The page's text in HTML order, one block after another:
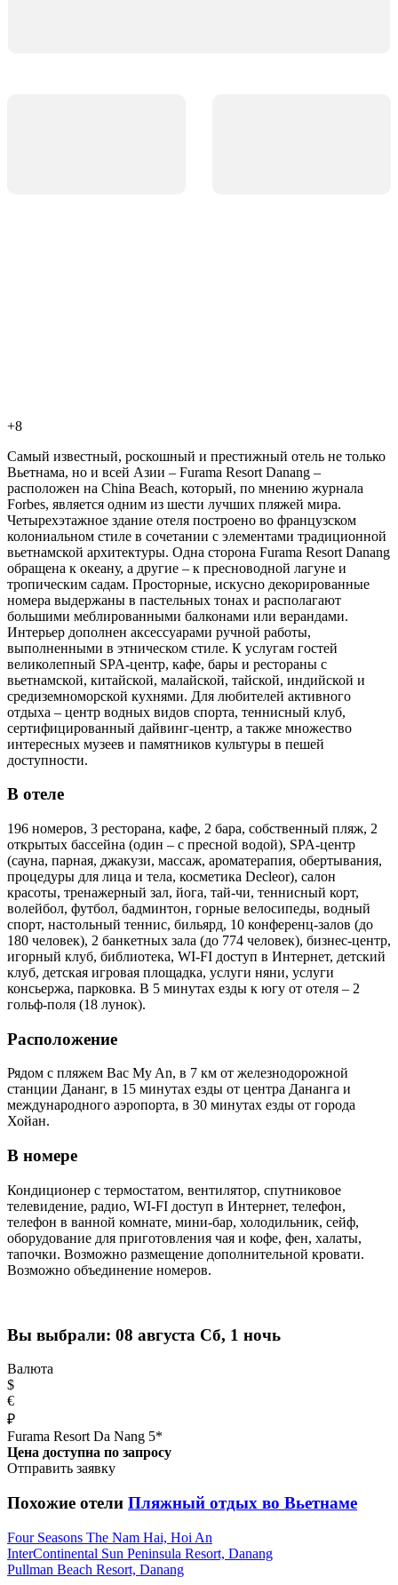
+8
Самый известный, роскошный и престижный отель не только
Вьетнама, но и всей Азии – Furama Resort Danang –
расположен на China Beach, который, по мнению журнала
Forbes, является одним из шести лучших пляжей мира.
Четырехэтажное здание отеля построено во французском
колониальном стиле в сочетании с элементами традиционной
вьетнамской архитектуры. Одна сторона Furama Resort Danang
обращена к океану, а другие – к пресноводной лагуне и
тропическим садам. Просторные, искусно декорированные
номера выдержаны в пастельных тонах и располагают
большими меблированными балконами или верандами.
Интерьер дополнен аксессуарами ручной работы,
выполненными в этническом стиле. К услугам гостей
великолепный SPA-центр, кафе, бары и рестораны с
вьетнамской, китайской, малайской, тайской, индийской и
средиземноморской кухнями. Для любителей активного
отдыха – центр водных видов спорта, теннисный клуб,
сертифицированный дайвинг-центр, а также множество
интересных музеев и памятников культуры в пешей
доступности.
В отеле
196 номеров, 3 ресторана, кафе, 2 бара, собственный пляж, 2
открытых бассейна (один – с пресной водой), SPA-центр
(сауна, парная, джакузи, массаж, ароматерапия, обертывания,
процедуры для лица и тела, косметика Decleor), салон
красоты, тренажерный зал, йога, тай-чи, теннисный корт,
волейбол, футбол, бадминтон, горные велосипеды, водный
спорт, настольный теннис, бильярд, 10 конференц-залов (до
180 человек), 2 банкетных зала (до 774 человек), бизнес-центр,
игорный клуб, библиотека, WI-FI доступ в Интернет, детский
клуб, детская игровая площадка, услуги няни, услуги
консьержа, парковка. В 5 минутах езды к югу от отеля – 2
гольф-поля (18 лунок).
Расположение
Рядом с пляжем Bac My An, в 7 км от железнодорожной
станции Дананг, в 15 минутах езды от центра Дананга и
международного аэропорта, в 30 минутах езды от города
Хойан.
В номере
Кондиционер с термостатом, вентилятор, спутниковое
телевидение, радио, WI-FI доступ в Интернет, телефон,
телефон в ванной комнате, мини-бар, холодильник, сейф,
оборудование для приготовления чая и кофе, фен, халаты,
тапочки. Возможно размещение дополнительной кровати.
Возможно объединение номеров.
Вы выбрали: 08 августа Сб, 1 ночь
Валюта
$
€
₽
Furama Resort Da Nang 5*
Цена доступна по запросу
Отправить заявку
Похожие отели Пляжный отдых во Вьетнаме
Four Seasons The Nam Hai, Hoi An
InterContinental Sun Peninsula Resort, Danang
Pullman Beach Resort, Danang